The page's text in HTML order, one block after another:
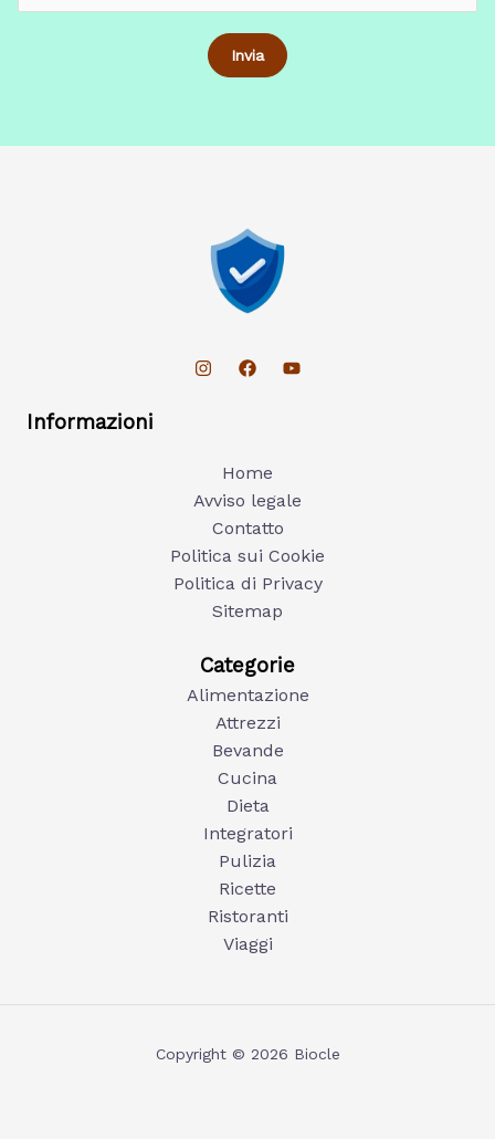
Informazioni
Home
Avviso legale
Contatto
Politica sui Cookie
Politica di Privacy
Sitemap
Categorie
Alimentazione
Attrezzi
Bevande
Cucina
Dieta
Integratori
Pulizia
Ricette
Ristoranti
Viaggi
Copyright © 2026 Biocle